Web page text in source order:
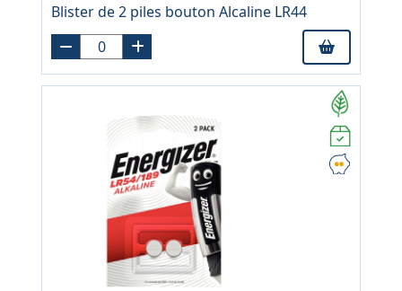
Blister de 2 piles bouton Alcaline LR44